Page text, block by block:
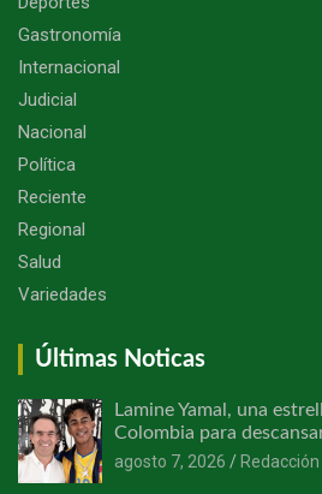
Gastronomía
Internacional
Judicial
Nacional
Política
Reciente
Regional
Salud
Variedades
Últimas Noticas
Lamine Yamal, una
Colombia para
agosto 7, 2026
Redacción